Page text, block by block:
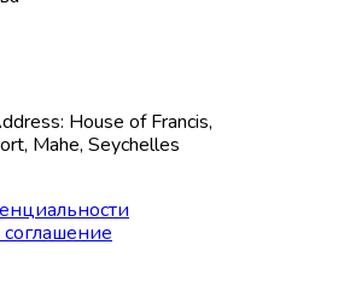
House of Francis,
Mahe, Seychelles